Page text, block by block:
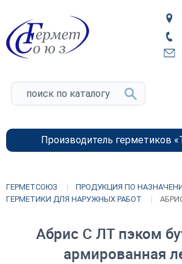
Производитель герметиков
ГЕРМЕТСОЮЗ
ПРОДУКЦИЯ ПО
ГЕРМЕТИКИ ДЛЯ НАРУЖНЫХ РАБОТ
Абрис С ЛТ пэком
армированная